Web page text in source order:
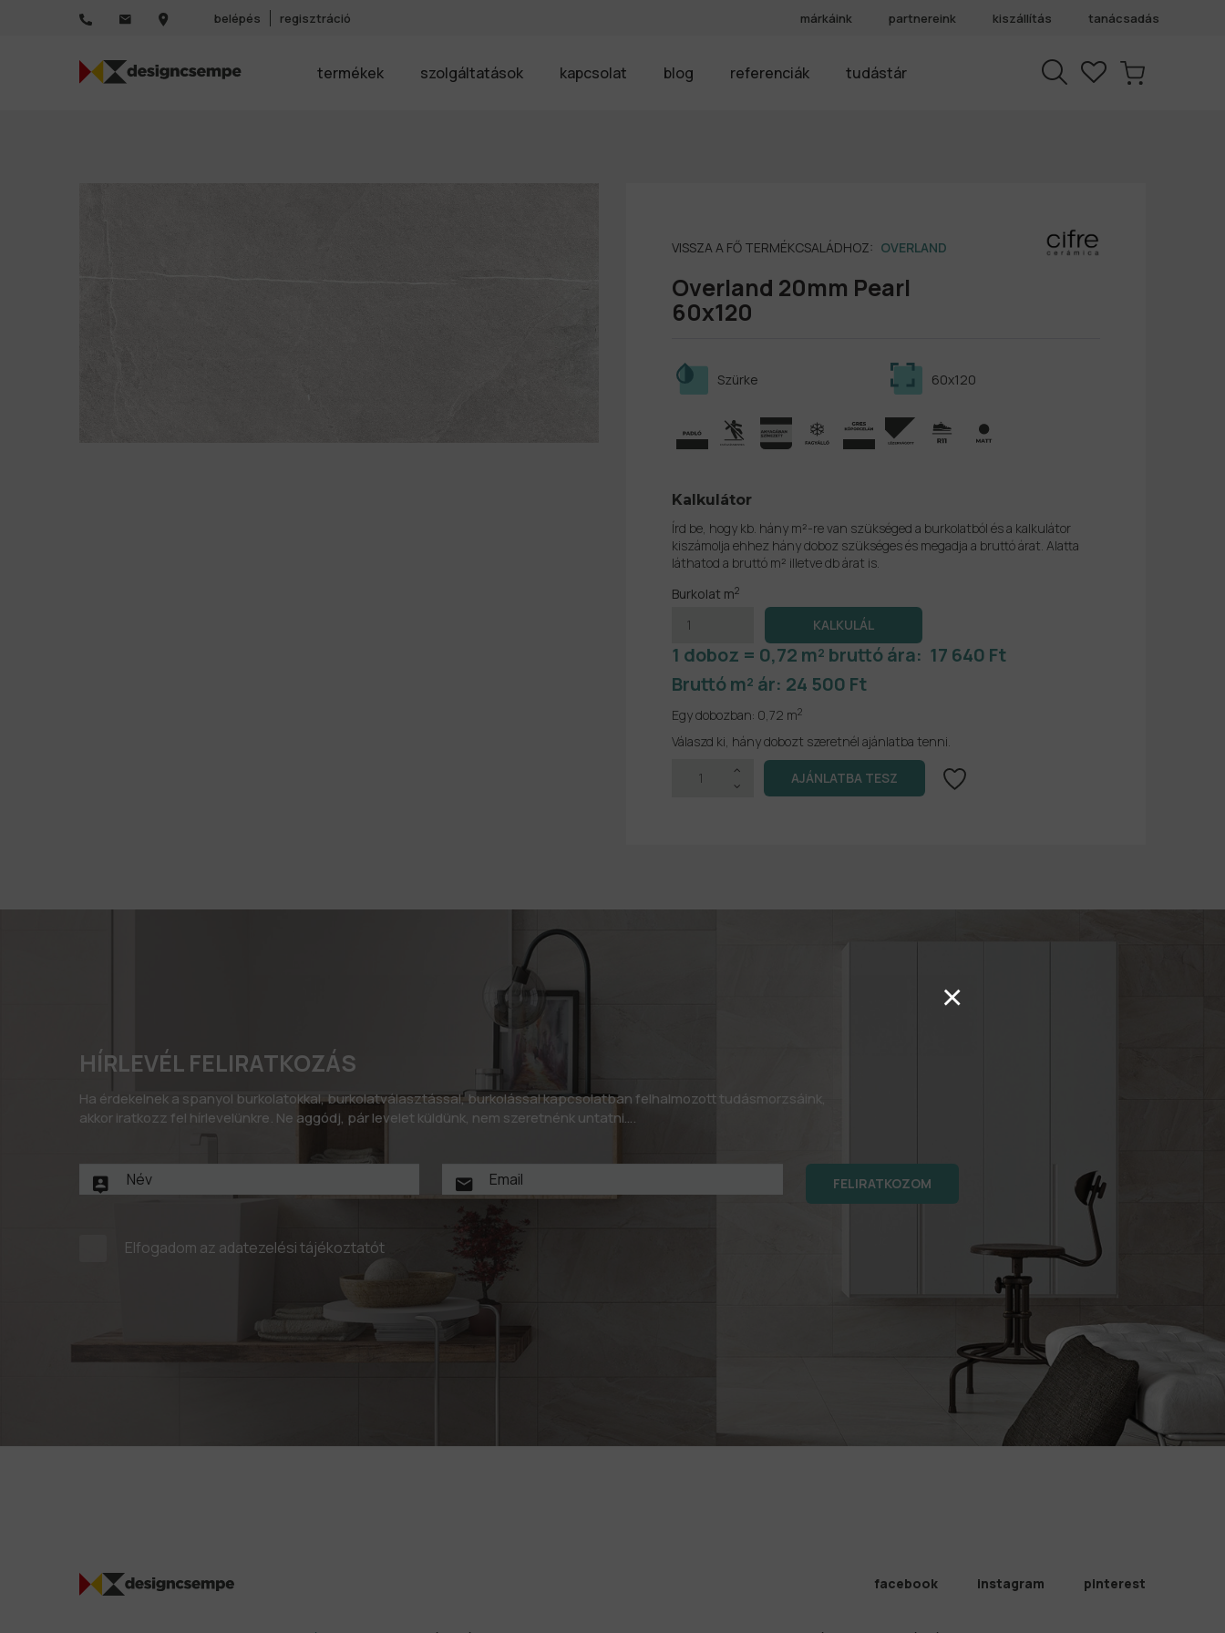
belépés regisztráció márkáink partnereink kiszállítás tanácsadás
termékek szolgáltatások kapcsolat blog referenciák tudástár
VISSZA A FŐ TERMÉKCSALÁDHOZ: OVERLAND
Overland 20mm Pearl
60x120
60x120
Szürke
Kalkulátor
Írd be, hogy kb. hány m²-re van szükséged a burkolatból és a kalkulátor
kiszámolja ehhez hány doboz szükséges és megadja a bruttó árat. Alatta
láthatod a bruttó m² illetve db árat is.
Burkolat m2
1 doboz = 0,72 m² bruttó ára: 17 640 Ft
Bruttó m² ár: 24 500 Ft
Egy dobozban: 0,72 m2
Válaszd ki, hány dobozt szeretnél ajánlatba tenni.
HÍRLEVÉL FELIRATKOZÁS
Ha érdekelnek a spanyol burkolatokkal, burkolatválasztással, burkolással kapcsolatban felhalmozott tudásmorzsáink,
akkor iratkozz fel hírlevelünkre. Ne aggódj, pár levelet küldünk, nem szeretnénk untatni….
FELIRATKOZOM
Elfogadom az adatezelési tájékoztatót
facebook instagram pinterest
×